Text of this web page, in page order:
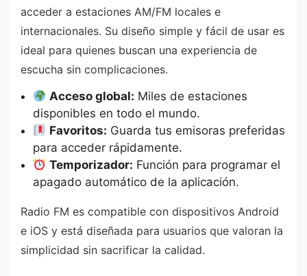
acceder a estaciones AM/FM locales e
internacionales. Su diseño simple y fácil de usar es
ideal para quienes buscan una experiencia de
escucha sin complicaciones.
Acceso global: Miles de estaciones
disponibles en todo el mundo.
Favoritos: Guarda tus emisoras preferidas
para acceder rápidamente.
Temporizador: Función para programar el
apagado automático de la aplicación.
Radio FM es compatible con dispositivos Android
e iOS y está diseñada para usuarios que valoran la
simplicidad sin sacrificar la calidad.